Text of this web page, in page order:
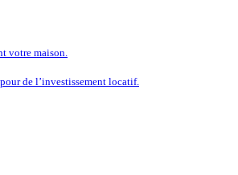
votre maison.
de l’investissement locatif.